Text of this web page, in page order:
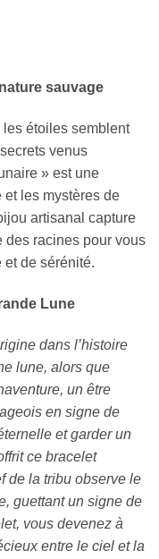
sauvage
étoiles semblent
venus
» est une
et les mystères de
artisanal capture
des racines pour vous
et de sérénité.
Lune
dans l’histoire
lune, alors que
un être
en signe de
et garder un
ce bracelet
de la tribu observe le
guettant un signe de
vous devenez à
entre le ciel et la